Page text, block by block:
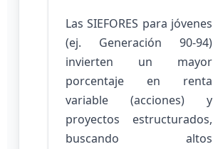
Las SIEFORES para jóvenes
(ej. Generación 90-94)
invierten un mayor
porcentaje en renta
variable (acciones) y
proyectos estructurados,
buscando altos